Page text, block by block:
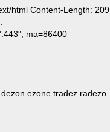
html Content-Length: 209
ma=86400
ezone tradez radezo